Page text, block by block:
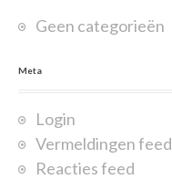
:
Geen categorieën
Meta
Login
Vermeldingen feed
Reacties feed